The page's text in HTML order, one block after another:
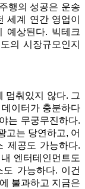
행의 성공은 운송
세계 연간 영업이
예상된다. 빅테크
의 시장규모인지
멈춰있지 않다. 그
이터가 충분하다
는 무궁무진하다.
고는 당연하고, 어
제공도 가능하다.
엔터테인먼트도
도 가능하다. 이건
불과하고 지금은